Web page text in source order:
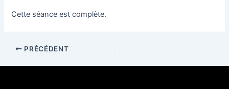
Cette séance est complète.
PRÉCÉDENT